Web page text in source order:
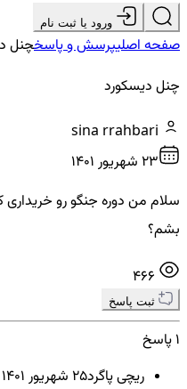
ورود یا ثبت نام
صفحه اصلیپرسش و پاسخچنل
چنل دیسکورد
23 شهريور ۱۴۰۱
سلام من دوره جنگو رو
بشم؟
ثبت پاسخ
1 پاسخ
ریچی پاگرد25 شهريور ۱۴۰۱